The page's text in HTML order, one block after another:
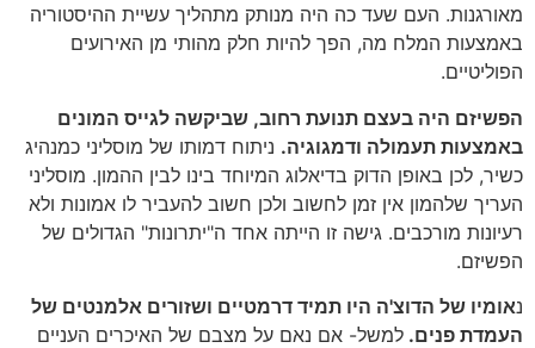
מאורגנות. העם שעד כה היה מנותק מתהליך עשיית ההיסטוריה
באמצעות המלח מה, הפך להיות חלק מהותי מן האירועים
הפוליטיים.
הפשיזם היה בעצם תנועת רחוב, שביקשה לגייס המונים
באמצעות תעמולה ודמגוגיה. ניתוח דמותו של מוסליני כמנהיג
כשיר, לכן באופן הדוק בדיאלוג המיוחד בינו לבין ההמון. מוסליני
העריך שלהמון אין זמן לחשוב ולכן חשוב להעביר לו אמונות ולא
רעיונות מורכבים. גישה זו הייתה אחד ה"יתרונות" הגדולים של
הפשיזם.
נאומיו של הדוצ'ה היו תמיד דרמטיים ושזורים אלמנטים של
העמדת פנים. למשל- אם נאם על מצבם של האיכרים העניים